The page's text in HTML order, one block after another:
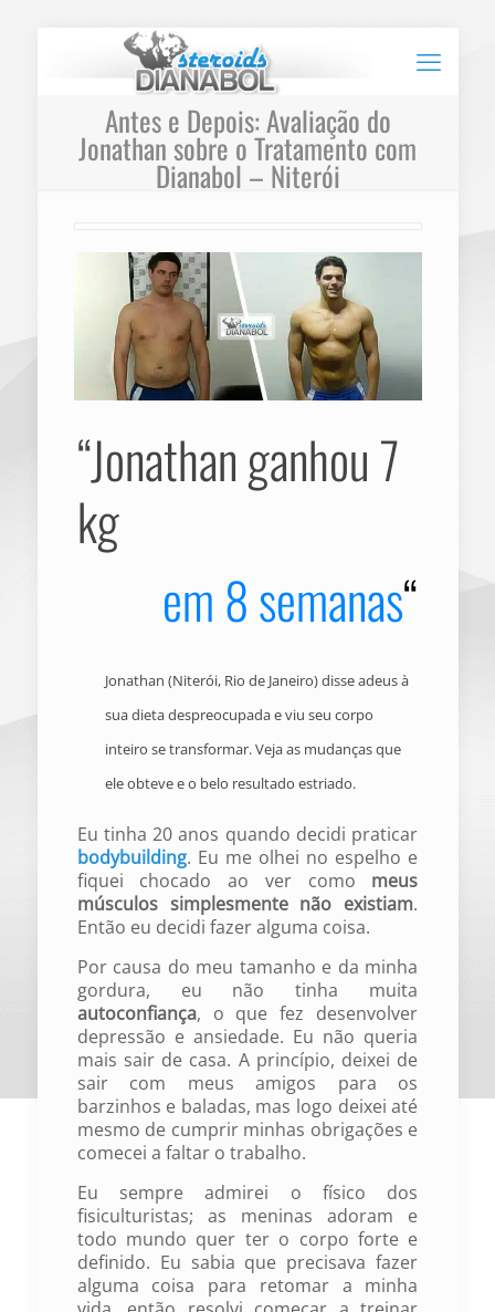
Antes e Depois: Avaliação do
Jonathan sobre o Tratamento com
Dianabol – Niterói
“Jonathan ganhou 7
kg
em 8 semanas“
Jonathan (Niterói, Rio de Janeiro) disse adeus à
sua dieta despreocupada e viu seu corpo
inteiro se transformar. Veja as mudanças que
ele obteve e o belo resultado estriado.
Eu tinha 20 anos quando decidi praticar
bodybuilding. Eu me olhei no espelho e
fiquei chocado ao ver como meus
músculos simplesmente não existiam.
Então eu decidi fazer alguma coisa.
Por causa do meu tamanho e da minha
gordura, eu não tinha muita
autoconfiança, o que fez desenvolver
depressão e ansiedade. Eu não queria
mais sair de casa. A princípio, deixei de
sair com meus amigos para os
barzinhos e baladas, mas logo deixei até
mesmo de cumprir minhas obrigações e
comecei a faltar o trabalho.
Eu sempre admirei o físico dos
fisiculturistas; as meninas adoram e
todo mundo quer ter o corpo forte e
definido. Eu sabia que precisava fazer
alguma coisa para retomar a minha